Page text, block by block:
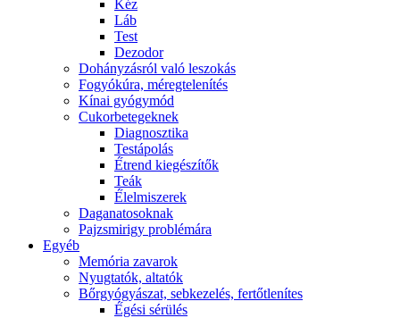
Kéz
Láb
Test
Dezodor
Dohányzásról való leszokás
Fogyókúra, méregtelenítés
Kínai gyógymód
Cukorbetegeknek
Diagnosztika
Testápolás
É́trend kiegészítők
Teák
É́lelmiszerek
Daganatosoknak
Pajzsmirigy problémára
Egyéb
Memória zavarok
Nyugtatók, altatók
Bőrgyógyászat, sebkezelés, fertőtlenítes
É́gési sérülés